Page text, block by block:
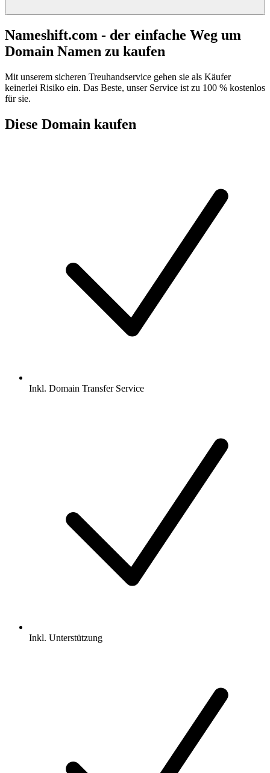
Nameshift.com - der einfache Weg um
Domain Namen zu kaufen
Mit unserem sicheren Treuhandservice gehen sie als Käufer
keinerlei Risiko ein. Das Beste, unser Service ist zu 100 % kostenlos
für sie.
Diese Domain kaufen
Inkl. Domain Transfer Service
Inkl. Unterstützung